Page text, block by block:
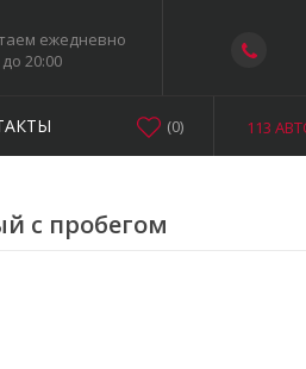
ежедневно
до 20:00
113
(0)
с пробегом